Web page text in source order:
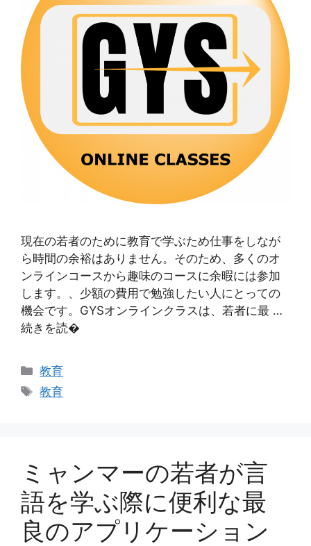
現在の若者のために教育で学ぶため仕事をしなが
ら時間の余裕はありません。そのため、多くのオ
ンラインコースから趣味のコースに余暇には参加
します。、少額の費用で勉強したい人にとっての
機会です。GYSオンラインクラスは、若者に最 …
続きを読�
カ
テ
ゴ
教育
タ
教育
ミャンマーの若者が言
語を学ぶ際に便利な最
良のアプリケーション